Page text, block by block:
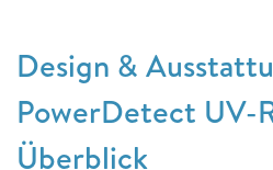
Design &
PowerDetect UV-
Überblick